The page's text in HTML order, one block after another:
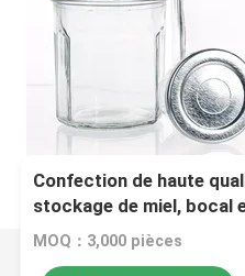
Confection de haute
stockage de miel, bocal
MOQ：3,000 pièces